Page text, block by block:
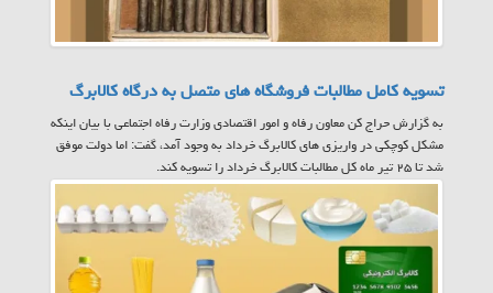
تسویه کامل مطالبات فروشگاه های متصل به درگاه کالابرگ
به گزارش حراج کن معاون رفاه و امور اقتصادی وزارت رفاه اجتماعی با بیان اینکه
مشکل کوچکی در واریزی های کالابرگ خرداد به وجود آمد، گفت: اما دولت موفق
شد تا ۲۵ تیر ماه کل مطالبات کالابرگ خرداد را تسویه کند.